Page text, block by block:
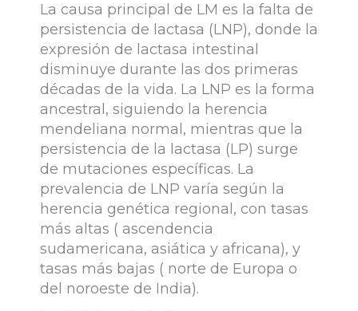
La causa principal de LM es la falta de
persistencia de lactasa (LNP), donde la
expresión de lactasa intestinal
disminuye durante las dos primeras
décadas de la vida. La LNP es la forma
ancestral, siguiendo la herencia
mendeliana normal, mientras que la
persistencia de la lactasa (LP) surge
de mutaciones específicas. La
prevalencia de LNP varía según la
herencia genética regional, con tasas
más altas ( ascendencia
sudamericana, asiática y africana), y
tasas más bajas ( norte de Europa o
del noroeste de India).